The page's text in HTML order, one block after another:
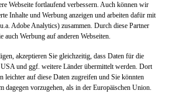
Webseite fortlaufend verbessern. Auch können wir
Inhalte und Werbung anzeigen und arbeiten dafür mit
Adobe Analytics) zusammen. Durch diese Partner
auch Werbung auf anderen Webseiten.
akzeptieren Sie gleichzeitig, dass Daten für die
und ggf. weitere Länder übermittelt werden. Dort
leichter auf diese Daten zugreifen und Sie könnten
dagegen vorzugehen, als in der Europäischen Union.